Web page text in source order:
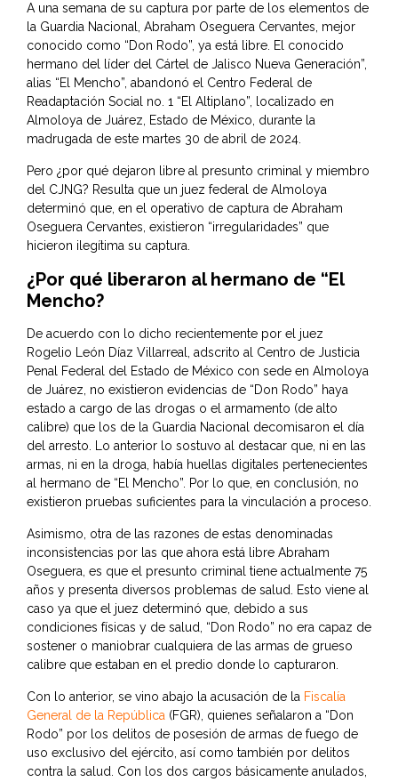
A una semana de su captura por parte de los elementos de
la Guardia Nacional, Abraham Oseguera Cervantes, mejor
conocido como “Don Rodo”, ya está libre. El conocido
hermano del líder del Cártel de Jalisco Nueva Generación”,
alias “El Mencho”, abandonó el Centro Federal de
Readaptación Social no. 1 “El Altiplano”, localizado en
Almoloya de Juárez, Estado de México, durante la
madrugada de este martes 30 de abril de 2024.
Pero ¿por qué dejaron libre al presunto criminal y miembro
del CJNG? Resulta que un juez federal de Almoloya
determinó que, en el operativo de captura de Abraham
Oseguera Cervantes, existieron “irregularidades” que
hicieron ilegítima su captura.
¿Por qué liberaron al hermano de “El
Mencho?
De acuerdo con lo dicho recientemente por el juez
Rogelio León Díaz Villarreal, adscrito al Centro de Justicia
Penal Federal del Estado de México con sede en Almoloya
de Juárez, no existieron evidencias de “Don Rodo” haya
estado a cargo de las drogas o el armamento (de alto
calibre) que los de la Guardia Nacional decomisaron el día
del arresto. Lo anterior lo sostuvo al destacar que, ni en las
armas, ni en la droga, había huellas digitales pertenecientes
al hermano de “El Mencho”. Por lo que, en conclusión, no
existieron pruebas suficientes para la vinculación a proceso.
Asimismo, otra de las razones de estas denominadas
inconsistencias por las que ahora está libre Abraham
Oseguera, es que el presunto criminal tiene actualmente 75
años y presenta diversos problemas de salud. Esto viene al
caso ya que el juez determinó que, debido a sus
condiciones físicas y de salud, “Don Rodo” no era capaz de
sostener o maniobrar cualquiera de las armas de grueso
calibre que estaban en el predio donde lo capturaron.
Con lo anterior, se vino abajo la acusación de la Fiscalía
General de la República (FGR), quienes señalaron a “Don
Rodo” por los delitos de posesión de armas de fuego de
uso exclusivo del ejército, así como también por delitos
contra la salud. Con los dos cargos básicamente anulados,